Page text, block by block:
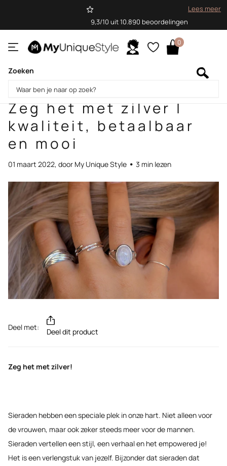
9,3/10 uit 10.890 beoordelingen
Lees meer
Zoeken
0
Homepage
Zeg het met zilver | kwaliteit, betaalbaar en mooi
Zeg het met zilver |
kwaliteit, betaalbaar
en mooi
01 maart 2022, door My Unique Style 3 min lezen
Deel met: Deel dit product
Zeg het met zilver!
Sieraden hebben een speciale plek in onze hart. Niet alleen voor
de vrouwen, maar ook zeker steeds meer voor de mannen.
Sieraden vertellen een stijl, een verhaal en het empowered je!
Het is een verlengstuk van jezelf. Bijzonder dat sieraden dat